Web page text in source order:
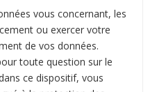
vous concernant, les
ou exercer votre
de vos données.
toute question sur le
ce dispositif, vous